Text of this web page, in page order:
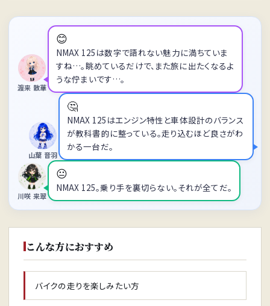
渡来 散華
😊
NMAX 125は数字で語れない魅力に満ちていま
すね…。眺めているだけで、また旅に出たくなるよ
うな佇まいです…。
🤔
NMAX 125はエンジン特性と車体設計のバランス
が教科書的に整っている。走り込むほど良さがわ
かる一台だ。
山葉 音羽
川咲 来翠
😐
NMAX 125。乗り手を裏切らない。それが全てだ。
こんな方におすすめ
バイクの走りを楽しみたい方